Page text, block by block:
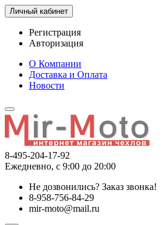
Личный кабинет
Регистрация
Авторизация
О Компании
Доставка и Оплата
Новости
8-495-204-17-92
Ежедневно, с 9:00 до 20:00
Не дозвонились? Заказ звонка!
8-958-756-84-29
mir-moto@mail.ru